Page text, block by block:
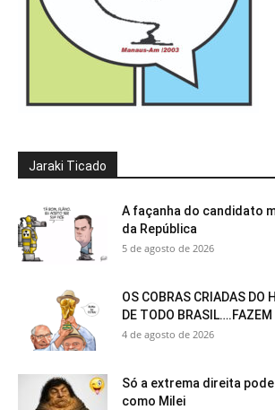
Jaraki Ticado
A façanha do candidato
da República
5 de agosto de 2026
OS COBRAS CRIADAS DO
DE TODO
4 de agosto de 2026
Só a extrema direita
como Milei